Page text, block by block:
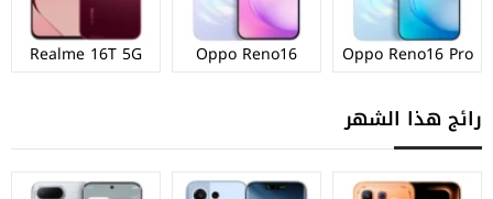
Oppo Reno16 Pro
Oppo Reno16
Realme 16T 5G
رائج هذا الشهر